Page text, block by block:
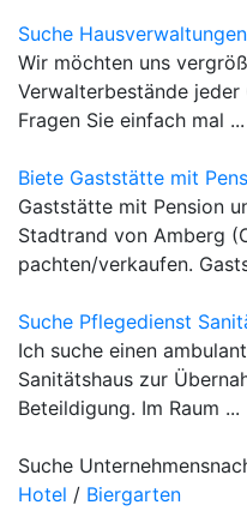
Suche Hausverwaltungen
Wir möchten uns
Verwalterbestände jeder
Fragen Sie einfach mal ...
Biete Gaststätte mit
Gaststätte mit Pension
Stadtrand von Amberg
pachten/verkaufen.
Suche Pflegedienst
Ich suche einen
Sanitätshaus zur
Beteildigung. Im Raum ...
Suche
Hotel / Biergarten